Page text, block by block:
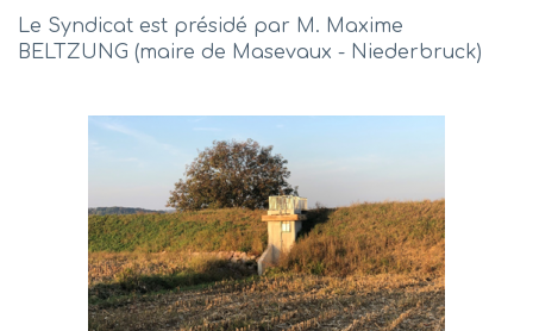
Le Syndicat est présidé par M. Maxime
BELTZUNG (maire de Masevaux - Niederbruck)